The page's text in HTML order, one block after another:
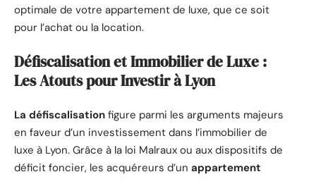
optimale de votre appartement de luxe, que ce soit
pour l’achat ou la location.
Défiscalisation et Immobilier de Luxe :
Les Atouts pour Investir à Lyon
La défiscalisation figure parmi les arguments majeurs
en faveur d’un investissement dans l’immobilier de
luxe à Lyon. Grâce à la loi Malraux ou aux dispositifs de
déficit foncier, les acquéreurs d’un appartement